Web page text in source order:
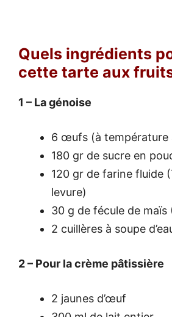
Quels ingrédients
cette tarte aux
1 – La génoise
6 œufs (à température
180 gr de sucre en
120 gr de farine fluide
levure)
30 g de fécule de maïs
2 cuillères à soupe
2 – Pour la crème pâtissière
2 jaunes d’œuf